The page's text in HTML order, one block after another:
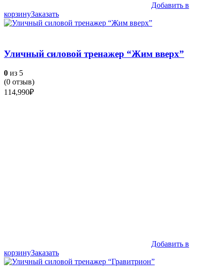
Добавить в
корзинуЗаказать
Уличный силовой тренажер “Жим вверх”
0 из 5
(0 отзыв)
114,990₽
Добавить в
корзинуЗаказать